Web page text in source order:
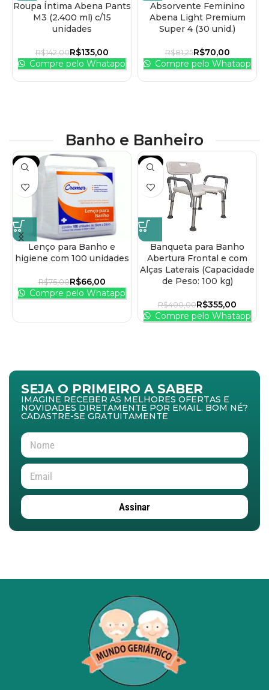
Roupa Íntima Abena Pants
M3 (2.400 ml) c/15
unidades
R$142,00R$135,00
Compre pelo Whatapp
Absorvente Feminino
Abena Light Premium
Super 4 (30 unid.)
R$81,25R$70,00
Compre pelo Whatapp
Banho e Banheiro
-12%
Lenço para Banho e
higiene com 100 unidades
R$75,00R$66,00
Compre pelo Whatapp
-11%
Banqueta para Banho
Abertura Frontal e com
Alças Laterais (Capacidade
de Peso: 100 kg)
R$400,00R$355,00
Compre pelo Whatapp
SEJA O PRIMEIRO A SABER
IMAGINE RECEBER AS MELHORES OFERTAS E
NOVIDADES DIRETAMENTE POR EMAIL. BOM NÉ?
CADASTRE-SE GRATUITAMENTE
Assinar